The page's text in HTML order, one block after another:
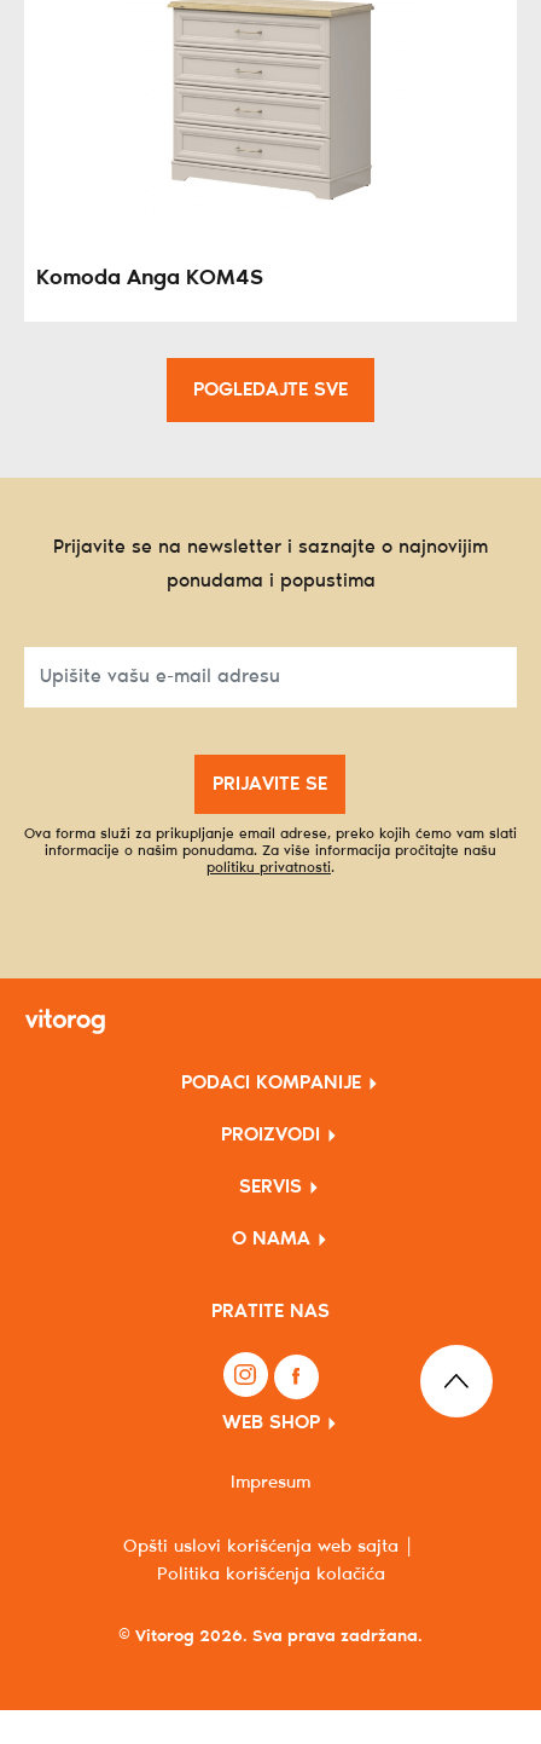
Komoda Anga KOM4S
POGLEDAJTE SVE
Prijavite se na newsletter i saznajte o najnovijim
ponudama i popustima
PRIJAVITE SE
Ova forma služi za prikupljanje email adrese, preko kojih ćemo vam slati
informacije o našim ponudama. Za više informacija pročitajte našu
politiku privatnosti.
PODACI KOMPANIJE
PROIZVODI
SERVIS
O NAMA
PRATITE NAS
WEB SHOP
© Vitorog 2026. Sva prava zadržana.
Opšti uslovi korišćenja web sajta
Politika korišćenja kolačića
Impresum